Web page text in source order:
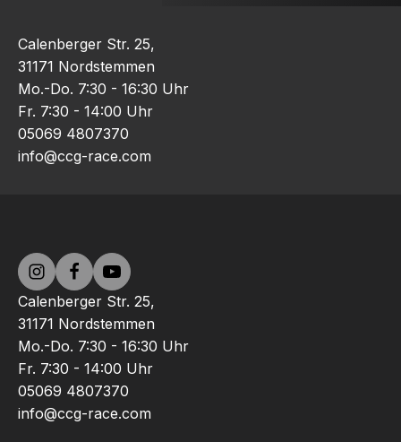
Calenberger Str. 25,
31171 Nordstemmen
Mo.-Do. 7:30 - 16:30 Uhr
Fr. 7:30 - 14:00 Uhr
05069 4807370
info@ccg-race.com
Calenberger Str. 25,
31171 Nordstemmen
Mo.-Do. 7:30 - 16:30 Uhr
Fr. 7:30 - 14:00 Uhr
05069 4807370
info@ccg-race.com